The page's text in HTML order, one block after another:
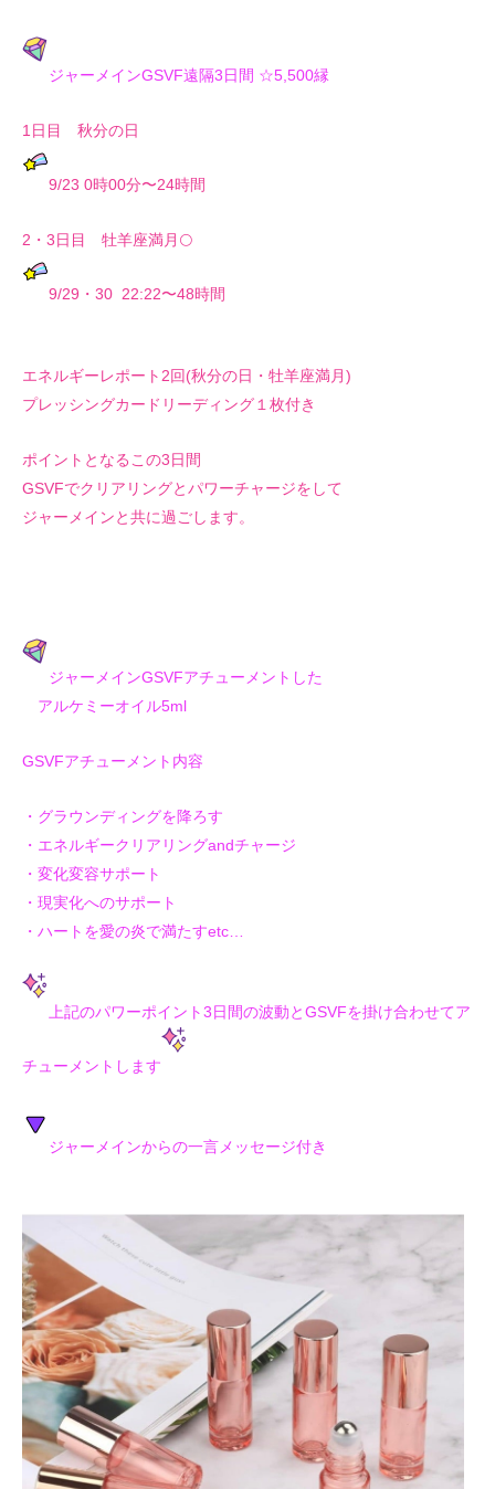
ジャーメインGSVF遠隔3日間 ☆5,500縁
1日目 秋分の日
9/23 0時00分〜24時間
2・3日目 牡羊座満月🌕
9/29・30 22:22〜48時間
エネルギーレポート2回(秋分の日・牡羊座満月)
プレッシングカードリーディング１枚付き
ポイントとなるこの3日間
GSVFでクリアリングとパワーチャージをして
ジャーメインと共に過ごします。
ジャーメインGSVFアチューメントした
アルケミーオイル5ml
GSVFアチューメント内容
・グラウンディングを降ろす
・エネルギークリアリングandチャージ
・変化変容サポート
・現実化へのサポート
・ハートを愛の炎で満たすetc…
上記のパワーポイント3日間の波動とGSVFを掛け合わせてア
チューメントします
ジャーメインからの一言メッセージ付き